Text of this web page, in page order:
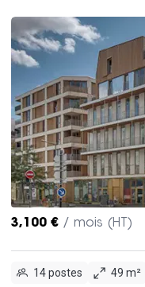
3,100 € / mois (HT)
14 postes
49 m²